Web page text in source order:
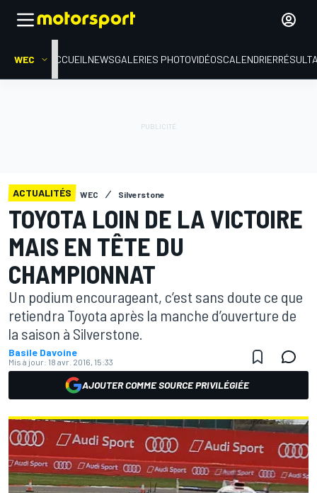
WEC ACCUEIL NEWSGALERIES PHOTOVIDÉOSCALENDRIER
ACTUALITÉS WEC Silverstone
TOYOTA LOIN DE LA VICTOIRE
MAIS EN TÊTE DU
CHAMPIONNAT
Un podium encourageant, c’est sans doute ce que
retiendra Toyota après la manche d’ouverture de
la saison à Silverstone.
Basile Davoine
Mis à jour: 18 avr. 2016, 15:33
AJOUTER COMME SOURCE PRIVILÉGIÉE